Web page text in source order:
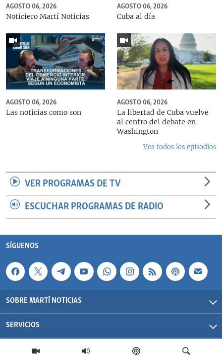
AGOSTO 06, 2026
Noticiero Martí Noticias
AGOSTO 06, 2026
Cuba al día
AGOSTO 06, 2026
Las noticias como son
AGOSTO 06, 2026
La libertad de Cuba vuelve
al centro del debate en
Washington
Vea todos los episodios
VER PROGRAMAS DE TV
ESCUCHAR PROGRAMAS DE RADIO
SÍGUENOS
SOBRE MARTÍ NOTICIAS
SERVICIOS
Martí Noticias| 2026 | OCB | Todos los derechos reservados.